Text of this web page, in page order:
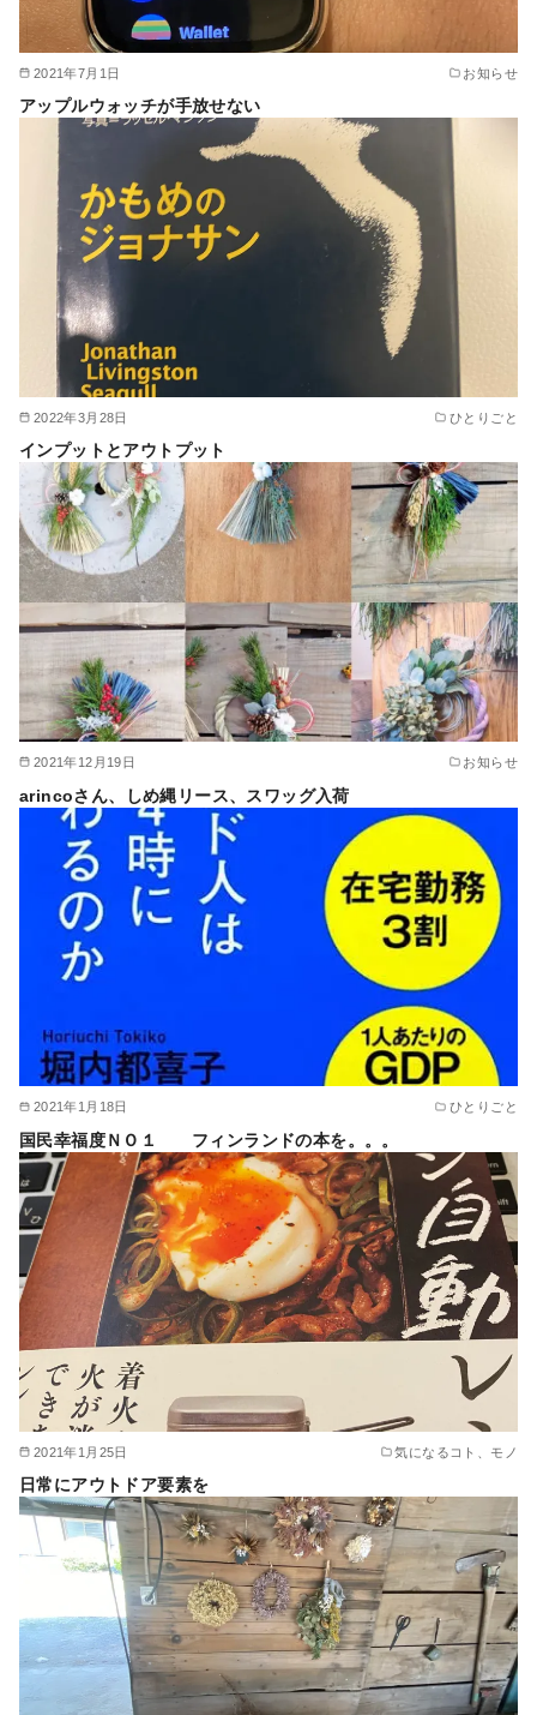
2021年7月1日 お知らせ
アップルウォッチが手放せない
2022年3月28日 ひとりごと
インプットとアウトプット
2021年12月19日 お知らせ
arincoさん、しめ縄リース、スワッグ入荷
2021年1月18日 ひとりごと
国民幸福度ＮＯ１ フィンランドの本を。。。
2021年1月25日 気になるコト、モノ
日常にアウトドア要素を